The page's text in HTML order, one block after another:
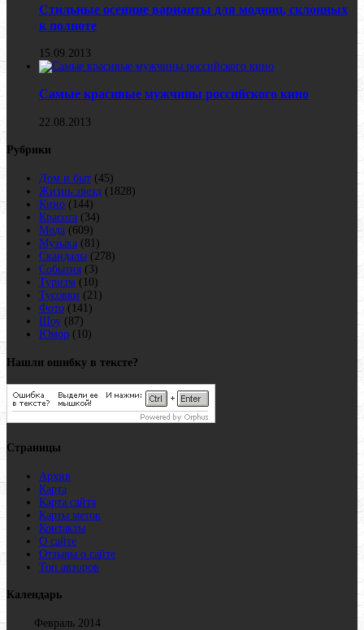
Стильные осенние варианты для модниц, склонных
к полноте
15.09.2013
Самые красивые мужчины российского кино
22.08.2013
Рубрики
Дом и быт (45)
Жизнь звезд (1828)
Кино (144)
Красота (34)
Мода (609)
Музыка (81)
Скандалы (278)
События (3)
Туризм (10)
Тусовки (21)
Фото (141)
Шоу (87)
Юмор (10)
Нашли ошибку в тексте?
Страницы
Архив
Карта
Карта сайта
Карты меток
Контакты
О сайте
Отзывы о сайте
Топ авторов
Календарь
Февраль 2014